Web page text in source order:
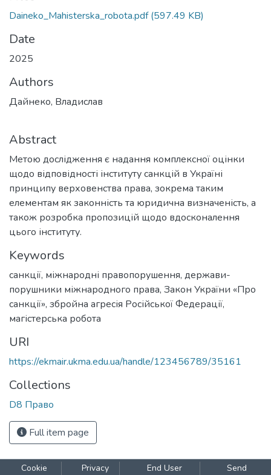
Daineko_Mahisterska_robota.pdf(597.49 KB)
Date
2025
Authors
Дайнеко, Владислав
Abstract
Метою дослідження є надання комплексної оцінки
щодо відповідності інституту санкцій в Україні
принципу верховенства права, зокрема таким
елементам як законність та юридична визначеність, а
також розробка пропозицій щодо вдосконалення
цього інституту.
Keywords
санкції, міжнародні правопорушення, держави-
порушники міжнародного права, Закон України «Про
санкції», збройна агресія Російської Федерації,
магістерська робота
URI
https://ekmair.ukma.edu.ua/handle/123456789/35161
Collections
D8 Право
Full item page
Cookie Privacy End User Send